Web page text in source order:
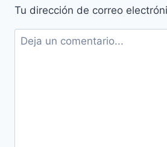
Tu dirección de correo